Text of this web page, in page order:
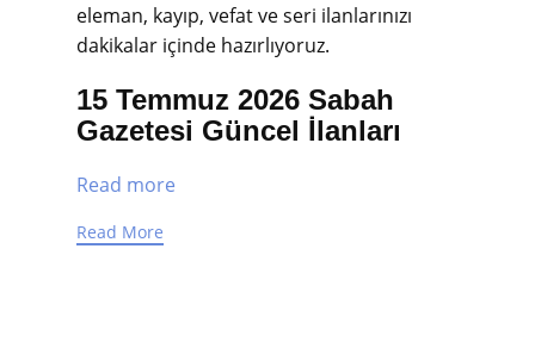
eleman, kayıp, vefat ve seri ilanlarınızı
dakikalar içinde hazırlıyoruz.
15 Temmuz 2026 Sabah
Gazetesi Güncel İlanları
Read more
Read More